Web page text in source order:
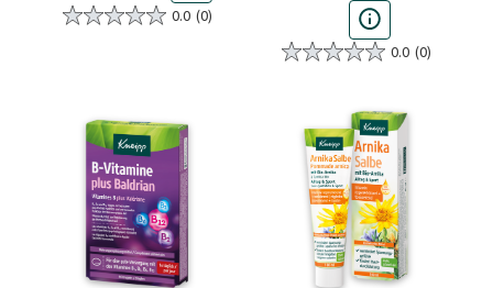
0.0 (0)
0.0 (0)